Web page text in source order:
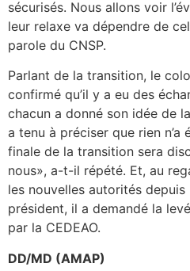
sécurisés. Nous allons voir
leur relaxe va dépendre de
parole du CNSP.
Parlant de la transition, le
confirmé qu’il y a eu des
chacun a donné son idée de
a tenu à préciser que rien n’a
finale de la transition sera
nous», a-t-il répété. Et, au
les nouvelles autorités depuis
président, il a demandé la
par la CEDEAO.
DD/MD (AMAP)